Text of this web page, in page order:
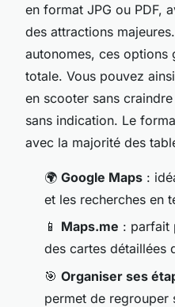
en format JPG ou PDF,
des attractions
autonomes, ces options
totale. Vous pouvez
en scooter sans
sans indication. Le
avec la majorité des
🌍 Google Maps :
et les recherches en
📱 Maps.me : parfait
des cartes détaillées
🎯 Organiser ses
permet de regrouper